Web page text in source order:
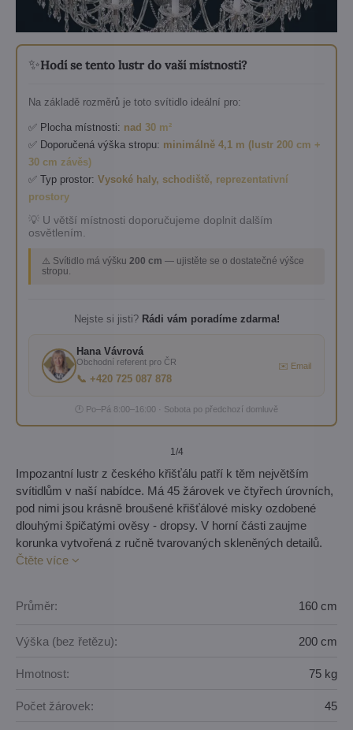
✨Hodí se tento lustr do vaší místnosti?
Na základě rozměrů je toto svítidlo ideální pro:
✅ Plocha místnosti: nad 30 m²
✅ Doporučená výška stropu: minimálně 4,1 m (lustr 200 cm +
30 cm závěs)
✅ Typ prostor: Vysoké haly, schodiště, reprezentativní
prostory
💡 U větší místnosti doporučujeme doplnit dalším
osvětlením.
⚠️ Svítidlo má výšku 200 cm — ujistěte se o dostatečné výšce
stropu.
Nejste si jisti? Rádi vám poradíme zdarma!
Hana Vávrová
Obchodní referent pro ČR
📞 +420 725 087 878
✉️ Email
🕐 Po–Pá 8:00–16:00 · Sobota po předchozí domluvě
1/4
Impozantní lustr z českého křišťálu patří k těm největším
svítidlům v naší nabídce. Má 45 žárovek ve čtyřech úrovních,
pod nimi jsou krásně broušené křišťálové misky ozdobené
dlouhými špičatými ověsy - dropsy. V horní části zaujme
korunka vytvořená z ručně tvarovaných skleněných detailů.
Čtěte více
Průměr: 160 cm
Výška (bez řetězu): 200 cm
Hmotnost: 75 kg
Počet žárovek: 45